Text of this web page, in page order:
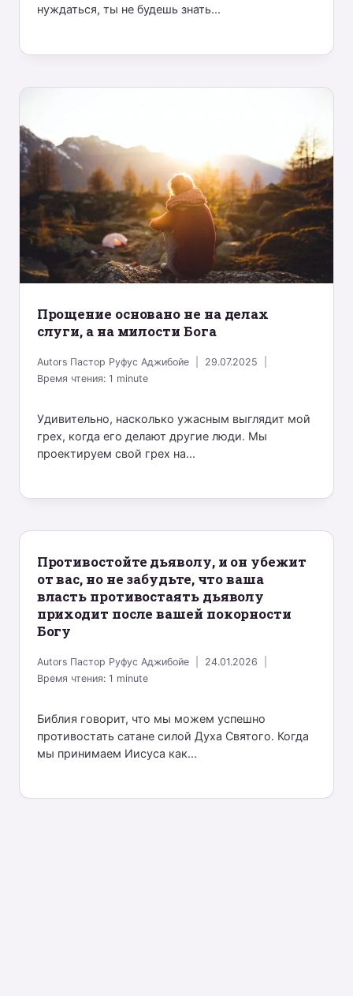
нуждаться, ты не будешь знать...
Прощение основано не на делах
слуги, а на милости Бога
Autors Пастор Руфус Аджибойе
29.07.2025
Время чтения:1 minute
Удивительно, насколько ужасным выглядит мой
грех, когда его делают другие люди. Мы
проектируем свой грех на...
Противостойте дьяволу, и он убежит
от вас, но не забудьте, что ваша
власть противостаять дьяволу
приходит после вашей покорности
Богу
Autors Пастор Руфус Аджибойе
24.01.2026
Время чтения:1 minute
Библия говорит, что мы можем успешно
противостать сатане силой Духа Святого. Когда
мы принимаем Иисуса как...